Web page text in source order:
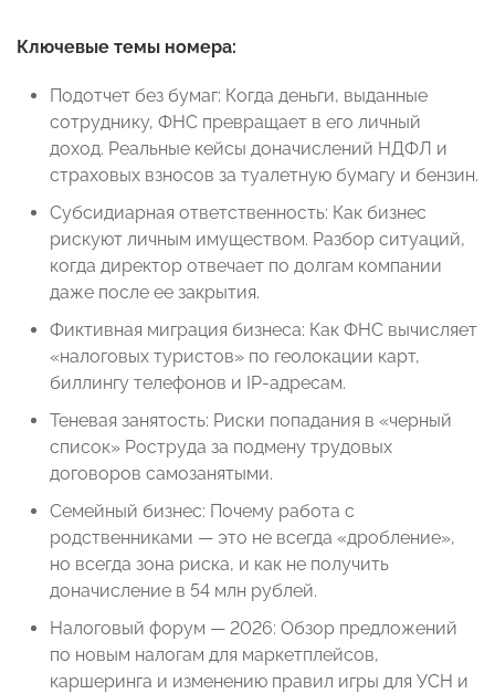
Ключевые темы номера:
Подотчет без бумаг: Когда деньги, выданные
сотруднику, ФНС превращает в его личный
доход. Реальные кейсы доначислений НДФЛ и
страховых взносов за туалетную бумагу и бензин.
Субсидиарная ответственность: Как бизнес
рискуют личным имуществом. Разбор ситуаций,
когда директор отвечает по долгам компании
даже после ее закрытия.
Фиктивная миграция бизнеса: Как ФНС вычисляет
«налоговых туристов» по геолокации карт,
биллингу телефонов и IP-адресам.
Теневая занятость: Риски попадания в «черный
список» Роструда за подмену трудовых
договоров самозанятыми.
Семейный бизнес: Почему работа с
родственниками — это не всегда «дробление»,
но всегда зона риска, и как не получить
доначисление в 54 млн рублей.
Налоговый форум — 2026: Обзор предложений
по новым налогам для маркетплейсов,
каршеринга и изменению правил игры для УСН и